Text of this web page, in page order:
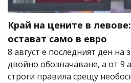
Край на цените в
остават само в евро
8 август е последният ден на
двойно обозначаване, а от 9
строги правила срещу